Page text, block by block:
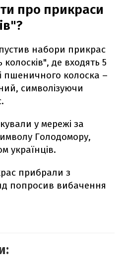
про прикраси
набори прикрас
де входять 5
пшеничного колоска –
символізуючи
у мережі за
Голодомору,
українців.
прибрали з
попросив вибачення